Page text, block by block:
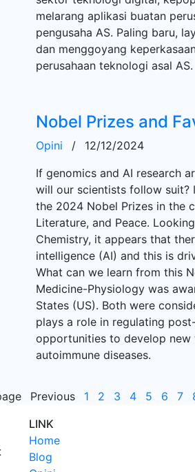
melarang aplikasi buatan
pengusaha AS. Paling baru,
dan menggoyang
perusahaan teknologi asal AS.
Nobel Prizes and
Opini /
12/12/2024
If genomics and AI research
will our scientists follow suit?
the 2024 Nobel Prizes in the
Literature, and Peace.
Chemistry, it appears that
intelligence (AI) and this is
What can we learn from this
Medicine-Physiology was
States (US). Both were
plays a role in regulating
opportunities to develop new
autoimmune diseases.
Previous 1 2 3 4 5 6 7
LINK
Home
Blog